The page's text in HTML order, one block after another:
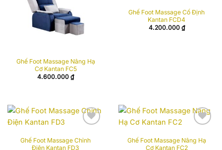
Ghế Foot Massage Nâng Hạ
Cơ Kantan FC5
4.600.000 ₫
wishlist
Ghế Foot Massage Cố Định
Kantan FCD4
4.200.000 ₫
wishlist
Ghế Foot Massage Chỉnh
Điện Kantan FD3
wishlist
Ghế Foot Massage Nâng Hạ
Cơ Kantan FC2